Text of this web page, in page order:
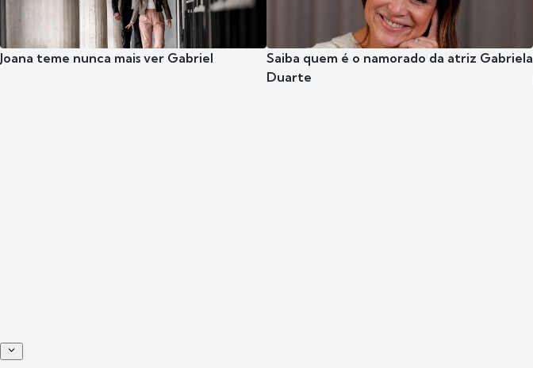
Joana teme nunca mais ver Gabriel
Saiba quem é o namorado da atriz Gabriela
Duarte